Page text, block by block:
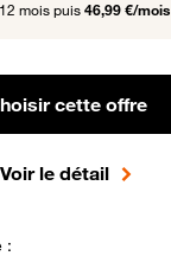
mois puis 46,99 €/mois
cette offre
Voir le détail
: